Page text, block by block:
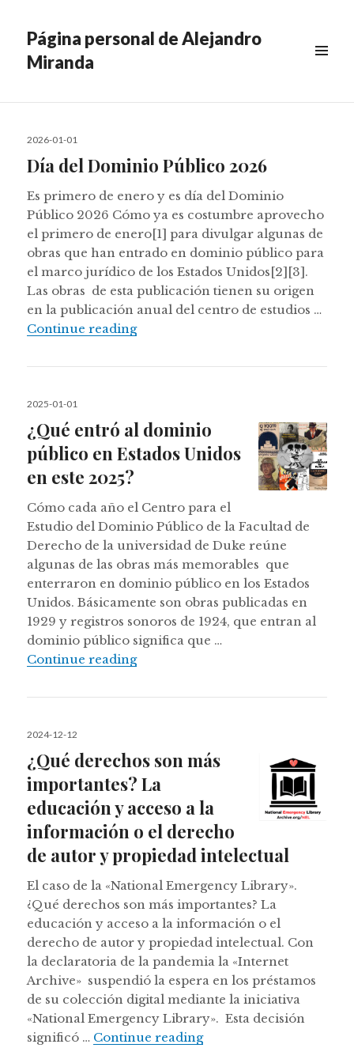
Página personal de Alejandro
Miranda
Posted
2026-01-01
Día del Dominio Público 2026
Es primero de enero y es día del Dominio
Público 2026 Cómo ya es costumbre aprovecho
el primero de enero[1] para divulgar algunas de
obras que han entrado en dominio público para
el marco jurídico de los Estados Unidos[2][3].
Las obras de esta publicación tienen su origen
en la publicación anual del centro de estudios …
Continue readingDía del Dominio Público 2026
Posted
2025-01-01
¿Qué entró al dominio
público en Estados Unidos
en este 2025?
Cómo cada año el Centro para el
Estudio del Dominio Público de la Facultad de
Derecho de la universidad de Duke reúne
algunas de las obras más memorables que
enterraron en dominio público en los Estados
Unidos. Básicamente son obras publicadas en
1929 y registros sonoros de 1924, que entran al
dominio público significa que …
Continue reading¿Qué entró al dominio público en
Posted
2024-12-12
¿Qué derechos son más
importantes? La
educación y acceso a la
información o el derecho
de autor y propiedad intelectual
El caso de la «National Emergency Library».
¿Qué derechos son más importantes? La
educación y acceso a la información o el
derecho de autor y propiedad intelectual. Con
la declaratoria de la pandemia la «Internet
Archive» suspendió la espera en los préstamos
de su colección digital mediante la iniciativa
«National Emergency Library». Esta decisión
significó … Continue reading¿Qué derechos son